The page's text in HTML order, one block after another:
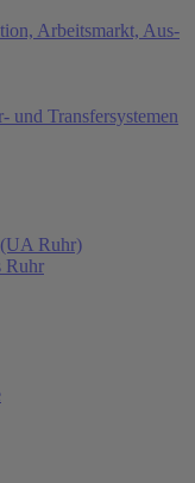
Arbeitsmarkt, Aus-
und Transfersystemen
Ruhr)
Ruhr